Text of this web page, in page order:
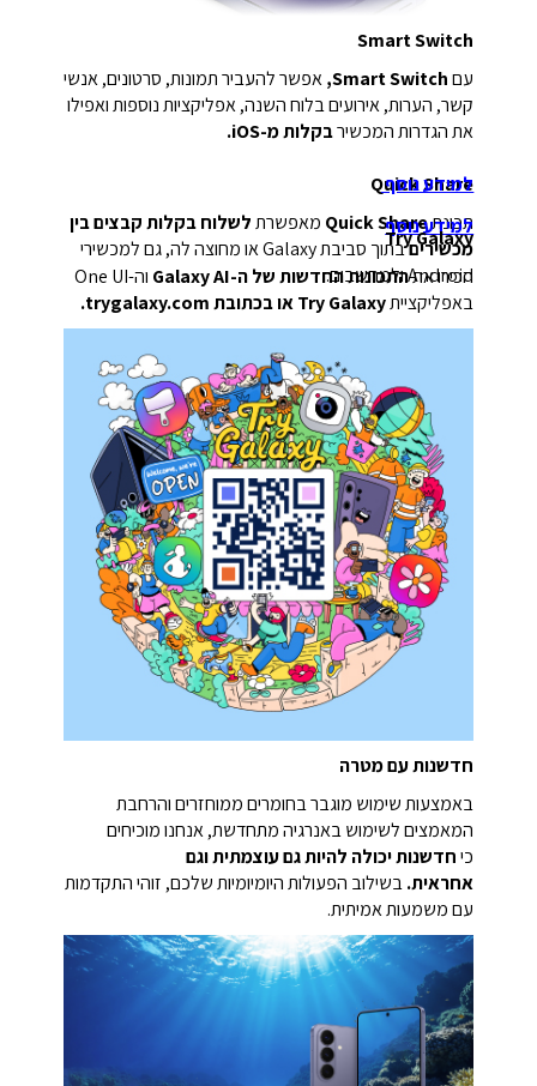
Smart Switch
עם Smart Switch, אפשר להעביר תמונות, סרטונים, אנשי
קשר, הערות, אירועים בלוח השנה, אפליקציות נוספות ואפילו
את הגדרות המכשירבקלות מ-iOS.
Quick Share
תכונתQuick Share מאפשרת לשלוח בקלות קבצים בין
מכשירים
בתוך סביבת Galaxy או מחוצה לה, גם למכשירי
Android ולמחשבים.
למידע נוסף
למידע נוסף
Try Galaxy
הכירו אתהתכונות החדשות של ה-Galaxy AI
וה-One UI
באפליקצייתTry Galaxy או בכתובת trygalaxy.com.
חדשנות עם מטרה
באמצעות שימוש מוגבר בחומרים ממוחזרים והרחבת
המאמצים לשימוש באנרגיה מתחדשת, אנחנו מוכיחים
כי חדשנות יכולה להיות גם עוצמתית וגם
אחראית.בשילוב הפעולות היומיומיות שלכם, זוהי התקדמות
עם משמעות אמיתית.